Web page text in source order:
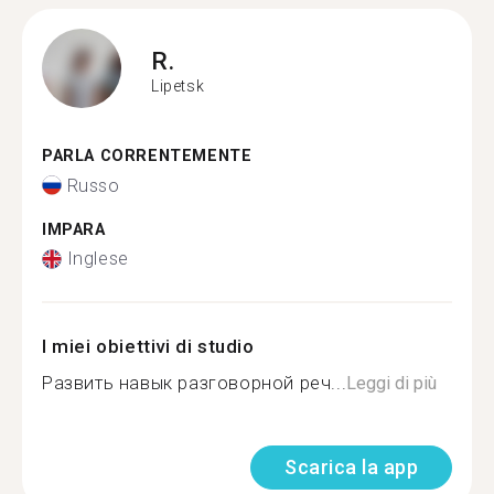
R.
Lipetsk
PARLA CORRENTEMENTE
Russo
IMPARA
Inglese
I miei obiettivi di studio
Развить навык разговорной реч...Leggi di più
Scarica la app